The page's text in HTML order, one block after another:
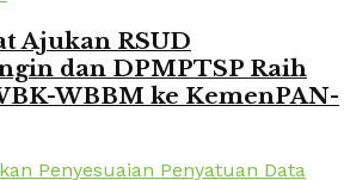
Ajukan RSUD
dan DPMPTSP Raih
WBBM ke KemenPAN-